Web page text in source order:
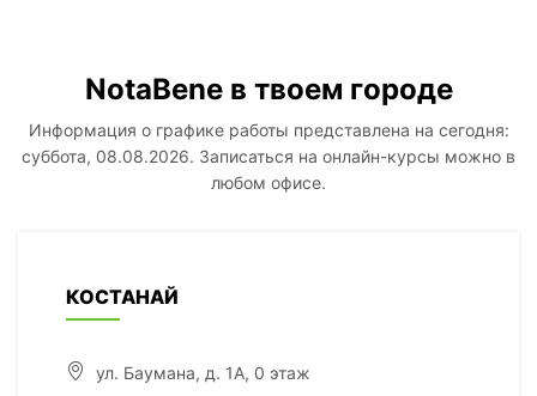
NotaBene в твоем городе
Информация о графике работы представлена на сегодня:
суббота, 08.08.2026. Записаться на онлайн-курсы можно в
любом офисе.
КОСТАНАЙ
ул. Баумана, д. 1А, 0 этаж